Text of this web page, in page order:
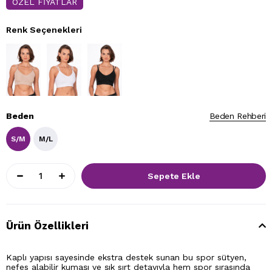
Renk Seçenekleri
Beden Rehberi
Beden
S/M M/L
Ürün Özellikleri
Kaplı yapısı sayesinde ekstra destek sunan bu spor sütyen,
nefes alabilir kumaşı ve şık sırt detayıyla hem spor sırasında